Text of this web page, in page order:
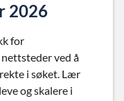
2026
for
ved å
i søket. Lær
og skalere i